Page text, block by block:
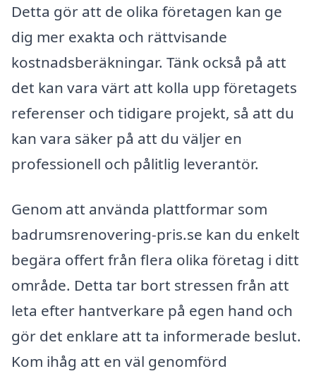
Detta gör att de olika företagen kan ge
dig mer exakta och rättvisande
kostnadsberäkningar. Tänk också på att
det kan vara värt att kolla upp företagets
referenser och tidigare projekt, så att du
kan vara säker på att du väljer en
professionell och pålitlig leverantör.
Genom att använda plattformar som
badrumsrenovering-pris.se kan du enkelt
begära offert från flera olika företag i ditt
område. Detta tar bort stressen från att
leta efter hantverkare på egen hand och
gör det enklare att ta informerade beslut.
Kom ihåg att en väl genomförd